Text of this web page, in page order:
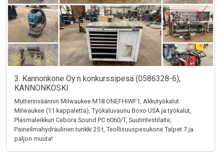
3. Kannonkone Oy:n konkurssipesä (0586328-6),
KANNONKOSKI
Mutterinväännin Milwaukee M18 ONEFHIWF1, Akkutyökalut
Milwaukee (11 kappaletta), Työkaluvaunu Boxo USA ja työkalut,
Plasmaleikkuri Cebora Sound PC 6060/T, Suutintestilaite,
Paineilmahydraulinen tunkki 25 t, Teollisuuspesukone Talpet 7 ja
paljon muuta!